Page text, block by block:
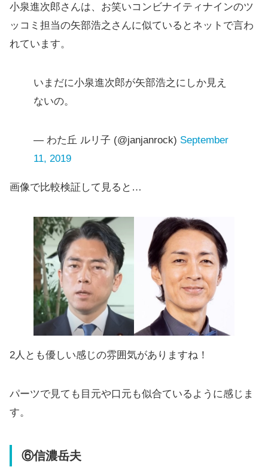
小泉進次郎さんは、お笑いコンビナイティナインのツ
ッコミ担当の矢部浩之さんに似ているとネットで言わ
れています。
いまだに小泉進次郎が矢部浩之にしか見え
ないの。
— わた丘 ルリ子 (@janjanrock) September
11, 2019
画像で比較検証して見ると…
2人とも優しい感じの雰囲気がありますね！
パーツで見ても目元や口元も似合ているように感じま
す。
⑥信濃岳夫